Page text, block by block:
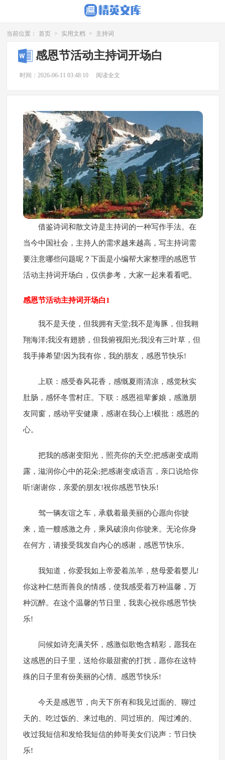
当前位置： 首页 > 实用文档 > 主持词
感恩节活动主持词开场白
时间：2026-06-11 03:48:10 阅读全文
借鉴诗词和散文诗是主持词的一种写作手法。在
当今中国社会，主持人的需求越来越高，写主持词需
要注意哪些问题呢？下面是小编帮大家整理的感恩节
活动主持词开场白，仅供参考，大家一起来看看吧。
感恩节活动主持词开场白1
我不是天使，但我拥有天堂;我不是海豚，但我翱
翔海洋;我没有翅膀，但我俯视阳光;我没有三叶草，但
我手捧希望!因为我有你，我的朋友，感恩节快乐!
上联：感受春风花香，感慨夏雨清凉，感觉秋实
肚肠，感怀冬雪村庄。下联：感恩祖辈爹娘，感激朋
友同窗，感动平安健康，感谢在我心上!横批：感恩的
心。
把我的感谢变阳光，照亮你的天空;把感谢变成雨
露，滋润你心中的花朵;把感谢变成语言，亲口说给你
听!谢谢你，亲爱的朋友!祝你感恩节快乐!
驾一辆友谊之车，承载着最美丽的心愿向你驶
来，造一艘感激之舟，乘风破浪向你驶来。无论你身
在何方，请接受我发自内心的感谢，感恩节快乐。
我知道，你爱我如上帝爱着羔羊，慈母爱着婴儿!
你这种仁慈而善良的情感，使我感受着万种温馨，万
种沉醉。在这个温馨的节日里，我衷心祝你感恩节快
乐!
问候如诗充满关怀，感激似歌饱含精彩，愿我在
这感恩的日子里，送给你最甜蜜的打扰，愿你在这特
殊的日子里有份美丽的心情。感恩节快乐!
今天是感恩节，向天下所有和我见过面的、聊过
天的、吃过饭的、来过电的、同过班的、闯过滩的、
收过我短信和发给我短信的帅哥美女们说声：节日快
乐!